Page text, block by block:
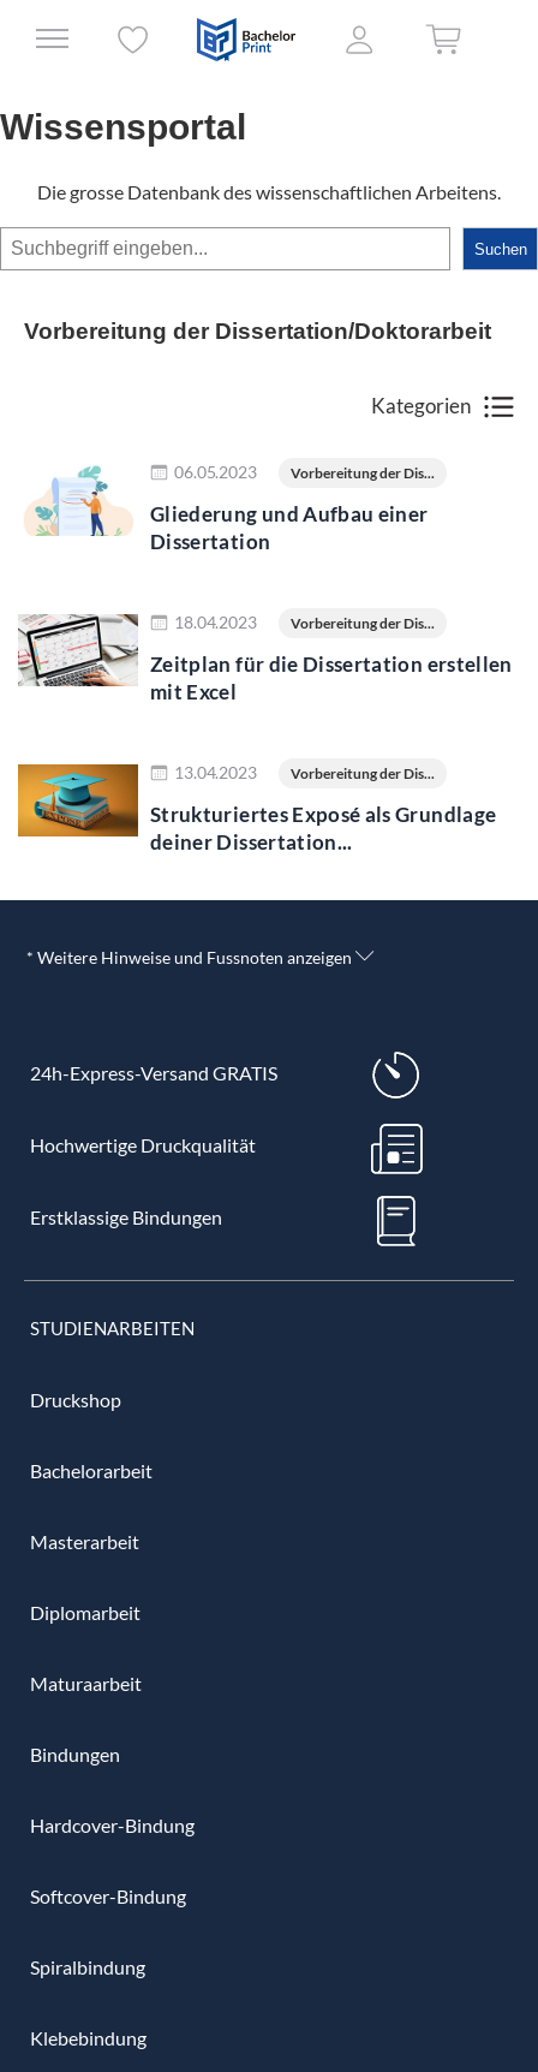
Wissensportal
Die grosse Datenbank des wissenschaftlichen Arbeitens.
Suchen Suchen
Vorbereitung der Dissertation/Doktorarbeit
Kategorien
06.05.2023 Vorbereitung der Dis...
Gliederung und Aufbau einer
Dissertation
18.04.2023 Vorbereitung der Dis...
Zeitplan für die Dissertation erstellen
mit Excel
13.04.2023 Vorbereitung der Dis...
Strukturiertes Exposé als Grundlage
deiner Dissertation...
* Weitere Hinweise und Fussnoten anzeigen
24h-Express-Versand GRATIS
Hochwertige Druckqualität
Erstklassige Bindungen
STUDIENARBEITEN
Druckshop
Bachelorarbeit
Masterarbeit
Diplomarbeit
Maturaarbeit
Bindungen
Hardcover-Bindung
Softcover-Bindung
Spiralbindung
Klebebindung